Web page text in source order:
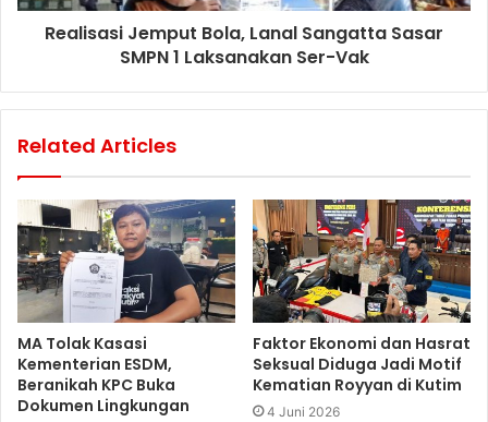
Realisasi Jemput Bola, Lanal Sangatta Sasar
SMPN 1 Laksanakan Ser-Vak
Related Articles
MA Tolak Kasasi
Kementerian ESDM,
Beranikah KPC Buka
Dokumen Lingkungan
Faktor Ekonomi dan Hasrat
Seksual Diduga Jadi Motif
Kematian Royyan di Kutim
4 Juni 2026